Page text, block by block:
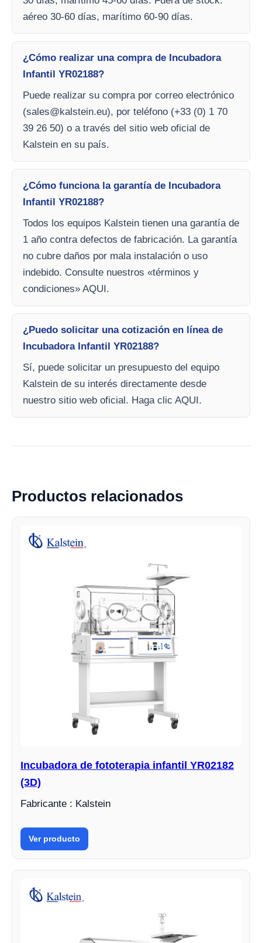
aéreo 30-60 días, marítimo 60-90 días.
¿Cómo realizar una compra de Incubadora
Infantil YR02188?
Puede realizar su compra por correo electrónico
(sales@kalstein.eu), por teléfono (+33 (0) 1 70
39 26 50) o a través del sitio web oficial de
Kalstein en su país.
¿Cómo funciona la garantía de Incubadora
Infantil YR02188?
Todos los equipos Kalstein tienen una garantía de
1 año contra defectos de fabricación. La garantía
no cubre daños por mala instalación o uso
indebido. Consulte nuestros «términos y
condiciones» AQUI.
¿Puedo solicitar una cotización en línea de
Incubadora Infantil YR02188?
Sí, puede solicitar un presupuesto del equipo
Kalstein de su interés directamente desde
nuestro sitio web oficial. Haga clic AQUI.
Productos relacionados
Incubadora de fototerapia infantil YR02182
(3D)
Fabricante : Kalstein
Ver producto